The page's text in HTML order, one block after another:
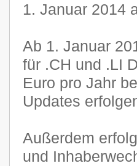
1. Januar 2014
Ab 1. Januar
für .CH und .LI
Euro pro Jahr
Updates
Außerdem
und